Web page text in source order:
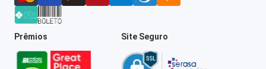
Prêmios Site Seguro